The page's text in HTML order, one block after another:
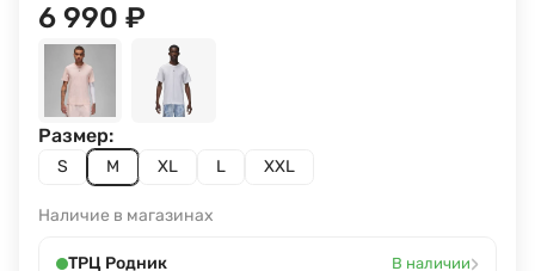
6 990 ₽
S M XL L XXL
Размер:
Наличие в магазинах
ТРЦ Родник В наличии›